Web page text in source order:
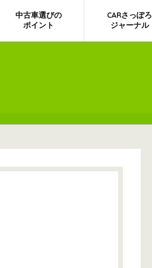
中古車選びの
ポイント
CARさっぽろ
ジャーナル